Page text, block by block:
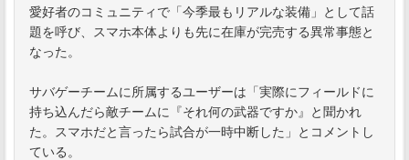
愛好者のコミュニティで「今季最もリアルな装備」として話
題を呼び、スマホ本体よりも先に在庫が完売する異常事態と
なった。
サバゲーチームに所属するユーザーは「実際にフィールドに
持ち込んだら敵チームに『それ何の武器ですか』と聞かれ
た。スマホだと言ったら試合が一時中断した」とコメントし
ている。